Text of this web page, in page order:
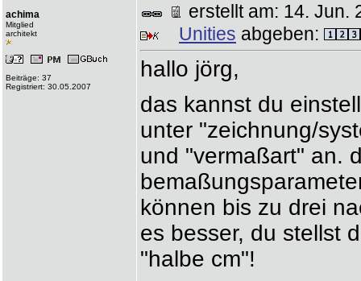
achima
Mitglied
architekt
Beiträge: 37
Registriert: 30.05.2007
erstellt am: 14.
Unities abgeben:
hallo jörg,
das kannst du
unter "zeichnung/
und "vermaßart" an.
können bis zu drei
es besser, du stellst
"halbe cm"!